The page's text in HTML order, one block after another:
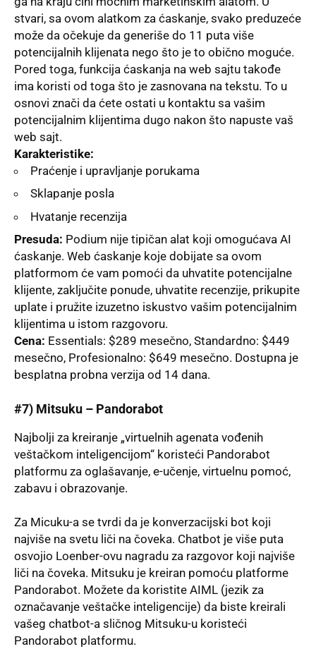
stvari, sa ovom alatkom za ćaskanje, svako preduzeće
može da očekuje da generiše do 11 puta više
potencijalnih klijenata nego što je to obično moguće.
Pored toga, funkcija ćaskanja na web sajtu takođe
ima koristi od toga što je zasnovana na tekstu. To u
osnovi znači da ćete ostati u kontaktu sa vašim
potencijalnim klijentima dugo nakon što napuste vaš
web sajt.
Karakteristike:
Praćenje i upravlјanje porukama
Sklapanje posla
Hvatanje recenzija
Presuda: Podium nije tipičan alat koji omogućava AI
ćaskanje. Web ćaskanje koje dobijate sa ovom
platformom će vam pomoći da uhvatite potencijalne
klijente, zaklјučite ponude, uhvatite recenzije, prikupite
uplate i pružite izuzetno iskustvo vašim potencijalnim
klijentima u istom razgovoru.
Cena: Essentials: $289 mesečno, Standardno: $449
mesečno, Profesionalno: $649 mesečno. Dostupna je
besplatna probna verzija od 14 dana.
#7) Mitsuku – Pandorabot
Najbolјi za kreiranje „virtuelnih agenata vođenih
veštačkom inteligencijom“ koristeći Pandorabot
platformu za oglašavanje, e-učenje, virtuelnu pomoć,
zabavu i obrazovanje.
Za Micuku-a se tvrdi da je konverzacijski bot koji
najviše na svetu liči na čoveka. Chatbot je više puta
osvojio Loenber-ovu nagradu za razgovor koji najviše
liči na čoveka. Mitsuku je kreiran pomoću platforme
Pandorabot. Možete da koristite AIML (jezik za
označavanje veštačke inteligencije) da biste kreirali
vašeg chatbot-a sličnog Mitsuku-u koristeći
Pandorabot platformu.